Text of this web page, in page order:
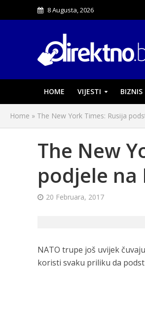
8 Augusta, 2026
HOME VIJESTI BIZNIS
Home » The New York Times: Rusija
The New
podjele na
20 Februara, 2017
NATO trupe još uvijek
koristi svaku priliku da